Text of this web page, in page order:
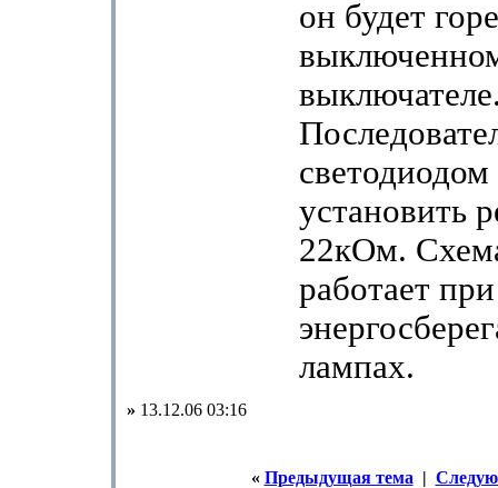
он будет
светодиодом
установить
22кОм.
работает при
лампах.
» 13.12.06 03:16
« Предыдущая тема |